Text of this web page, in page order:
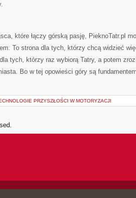
które łączy górską pasję, PieknoTatr.pl
To strona dla tych, którzy chcą widzieć
tych, którzy raz wybiorą Tatry, a potem
Bo w tej opowieści góry są
PRZYSZŁOŚCI W MOTORYZACJI